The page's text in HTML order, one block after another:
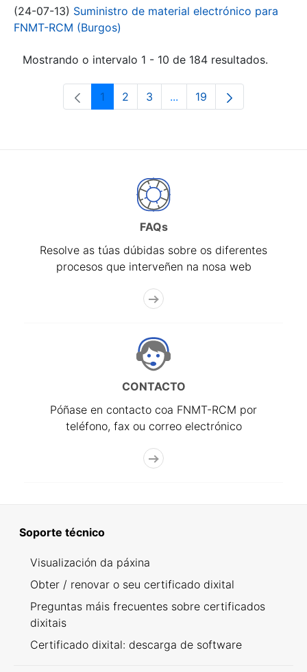
(24-07-13) Suministro de material electrónico para
FNMT-RCM (Burgos)
Mostrando o intervalo 1 - 10 de 184 resultados.
Páxina
1 Páxina
2 Páxina
3 ...Páxinas intermedias Use
Páxina
19
FAQs
Resolve as túas dúbidas sobre os diferentes
procesos que interveñen na nosa web
CONTACTO
Póñase en contacto coa FNMT-RCM por
teléfono, fax ou correo electrónico
Soporte técnico
Visualización da páxina
Obter / renovar o seu certificado dixital
Preguntas máis frecuentes sobre certificados
dixitais
Certificado dixital: descarga de software